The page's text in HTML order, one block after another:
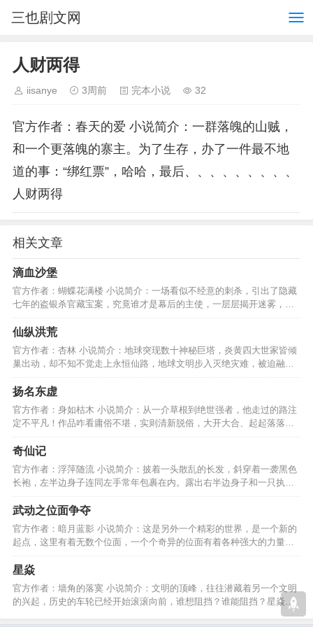
三也剧文网
人财两得
iisanye 3周前 完本小说 32
官方作者：春天的爱 小说简介：一群落魄的山贼，
和一个更落魄的寨主。为了生存，办了一件最不地
道的事：“绑红票”，哈哈，最后、、、、、、、、、
人财两得
相关文章
滴血沙堡
官方作者：蝴蝶花满楼 小说简介：一场看似不经意的刺杀，引出了隐藏
七年的盗银杀官藏宝案，究竟谁才是幕后的主使，一层层揭开迷雾，一
次次从死神身边走过。…
仙纵洪荒
官方作者：杏林 小说简介：地球突现数十神秘巨塔，炎黄四大世家皆倾
巢出动，却不知不觉走上永恒仙路，地球文明步入灭绝灾难，被迫融入
无限星河，征战星空。…
扬名东虚
官方作者：身如枯木 小说简介：从一介草根到绝世强者，他走过的路注
定不平凡！作品咋看庸俗不堪，实则清新脱俗，大开大合、起起落落，
感觉跟坐过山车一样！…
奇仙记
官方作者：浮萍随流 小说简介：披着一头散乱的长发，斜穿着一袭黑色
长袍，左半边身子连同左手常年包裹在内。露出右半边身子和一只执着
快意恩仇长剑的右手。…
武动之位面争夺
官方作者：暗月蓝影 小说简介：这是另外一个精彩的世界，是一个新的
起点，这里有着无数个位面，一个个奇异的位面有着各种强大的力量，
谁又能统治这个世界?…
星焱
官方作者：墙角的落寞 小说简介：文明的顶峰，往往潜藏着另一个文明
的兴起，历史的车轮已经开始滚滚向前，谁想阻挡？谁能阻挡？星焱的